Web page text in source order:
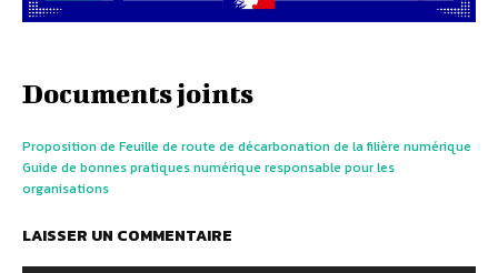
Documents joints
Proposition de Feuille de route de décarbonation de la filière numérique
Guide de bonnes pratiques numérique responsable pour les
organisations
LAISSER UN COMMENTAIRE